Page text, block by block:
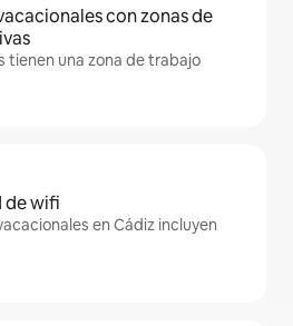
con zonas de
tienen una zona de trabajo
de wifi
en Cádiz incluyen